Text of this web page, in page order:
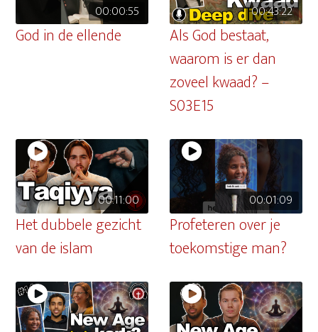
00:00:55
God in de ellende
00:43:22
Als God bestaat,
waarom is er dan
zoveel kwaad? –
S03E15
00:11:00
Het dubbele gezicht
van de islam
00:01:09
Profeteren over je
toekomstige man?